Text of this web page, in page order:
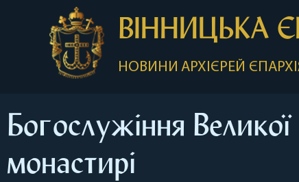
ВІННИЦЬКА
НОВИНИ АРХІЄРЕЙ
Богослужіння
монастирі